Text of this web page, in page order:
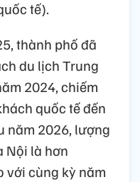
tế).
thành phố đã
du lịch Trung
2024, chiếm
quốc tế đến
năm 2026, lượng
Nội là hơn
với cùng kỳ năm